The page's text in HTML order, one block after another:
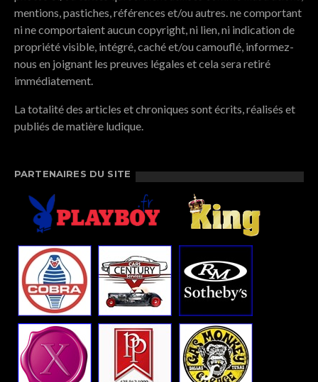
mentions, pastiches, références et/ou autres. ne comportant
ni ne comportaient aucun copyright, ni lien, ni indication de
propriété visible, intégré, caché et/ou camouflé, informez-
nous en joignant les preuves légales et cela sera retiré
immédiatement.
La totalité des articles et chroniques sont écrits, réalisés et
publiés de matière ludique.
PARTENAIRES DU SITE